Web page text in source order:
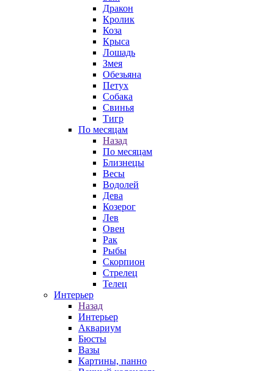
Дракон
Кролик
Коза
Крыса
Лошадь
Змея
Обезьяна
Петух
Собака
Свинья
Тигр
По месяцам
Назад
По месяцам
Близнецы
Весы
Водолей
Дева
Козерог
Лев
Овен
Рак
Рыбы
Скорпион
Стрелец
Телец
Интерьер
Назад
Интерьер
Аквариум
Бюсты
Вазы
Картины, панно